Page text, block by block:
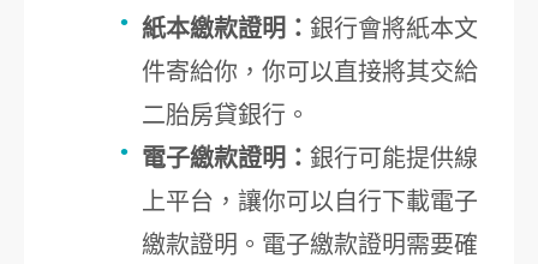
紙本繳款證明： 銀行會將紙本文
件寄給你，你可以直接將其交給
二胎房貸銀行。
電子繳款證明： 銀行可能提供線
上平台，讓你可以自行下載電子
繳款證明。電子繳款證明需要確